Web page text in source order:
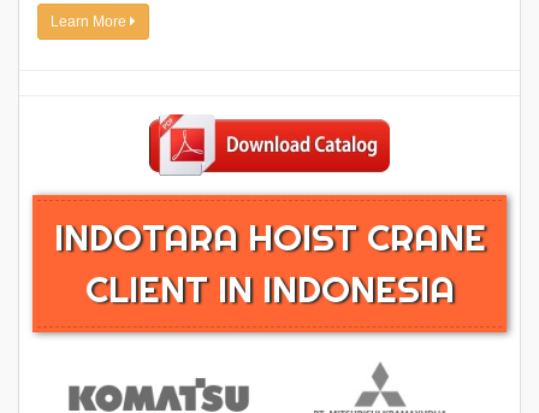
Learn More
INDOTARA HOIST CRANE
CLIENT IN INDONESIA